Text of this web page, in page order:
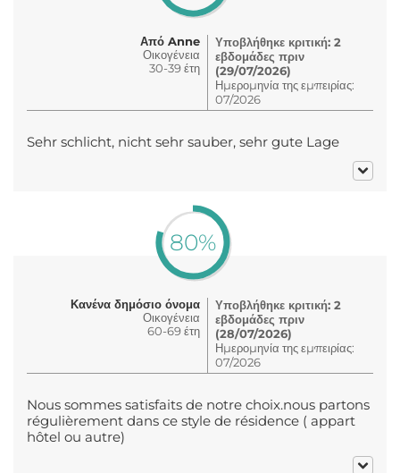
Από Anne
Οικογένεια
30-39 έτη
Υποβλήθηκε κριτική: 2
εβδομάδες πριν
(29/07/2026)
Ημερομηνία της εμπειρίας:
07/2026
Sehr schlicht, nicht sehr sauber, sehr gute Lage
80%
Κανένα δημόσιο όνομα
Οικογένεια
60-69 έτη
Υποβλήθηκε κριτική: 2
εβδομάδες πριν
(28/07/2026)
Ημερομηνία της εμπειρίας:
07/2026
Nous sommes satisfaits de notre choix.nous partons
régulièrement dans ce style de résidence ( appart
hôtel ou autre)